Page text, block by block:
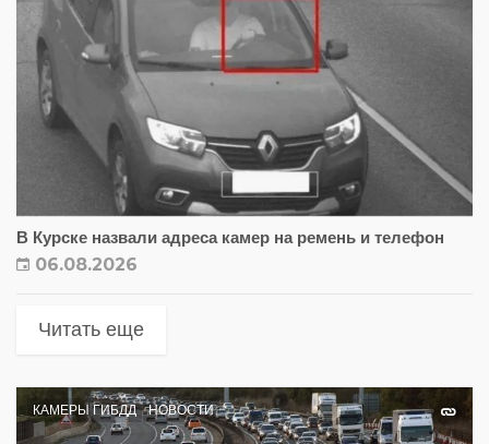
В Курске назвали адреса камер на ремень и телефон
06.08.2026
Читать еще
КАМЕРЫ ГИБДД НОВОСТИ